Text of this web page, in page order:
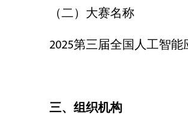
（二）大赛名称
2025第三届全国人工智
三、组织机构